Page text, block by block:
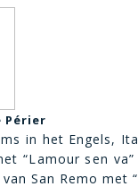
Périer
in het Engels,
“Lamour sen
San Remo met